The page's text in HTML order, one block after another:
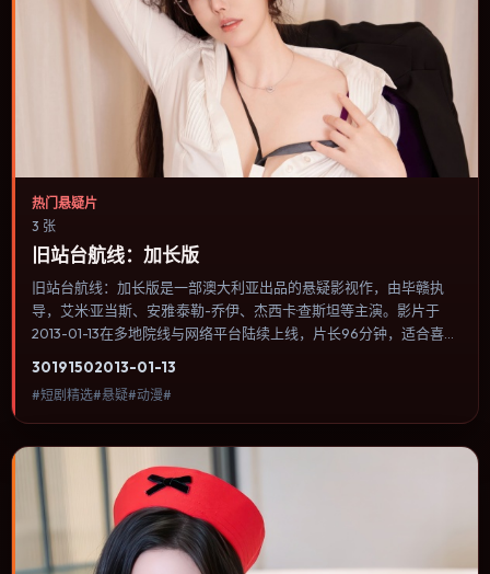
热门悬疑片
3 张
旧站台航线：加长版
旧站台航线：加长版是一部澳大利亚出品的悬疑影视作，由毕赣执
导，艾米·亚当斯、安雅·泰勒-乔伊、杰西卡·查斯坦等主演。影片于
2013-01-13在多地院线与网络平台陆续上线，片长96分钟，适合喜欢
选择与情节推进，节奏与视听语言统一，可作为休闲观影或类型片补
片的选择。
30191502013-01-13
#短剧精选#悬疑#动漫#